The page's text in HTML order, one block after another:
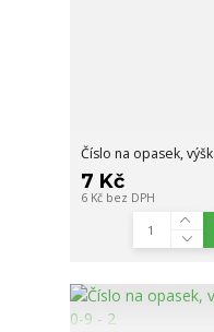
Číslo na opasek,
7 Kč
6 Kč bez DPH